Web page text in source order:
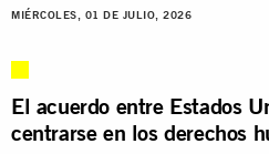
MIÉRCOLES, 01 DE JULIO, 2026
El acuerdo entre Estados
centrarse en los derechos